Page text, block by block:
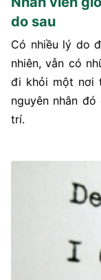
do sau
Có nhiều lý do
nhiên, vẫn có
đi khỏi một nơi
nguyên nhân
trí.